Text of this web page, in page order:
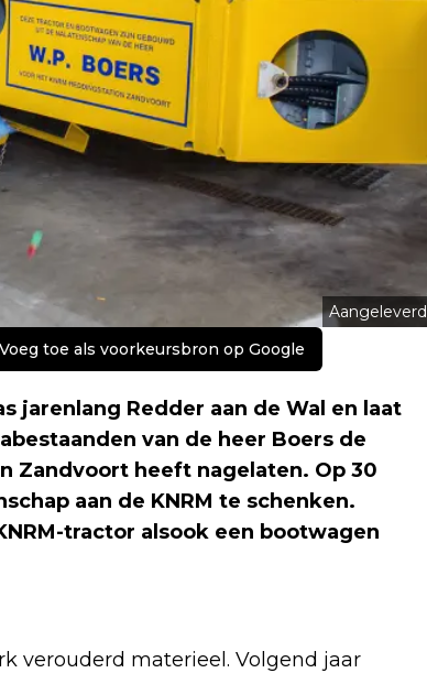
Aangeleverd
Voeg toe als voorkeursbron op Google
jarenlang Redder aan de Wal en laat
van de heer Boers de
Zandvoort heeft nagelaten. Op 30
aan de KNRM te schenken.
tractor alsook een bootwagen
verouderd materieel. Volgend jaar